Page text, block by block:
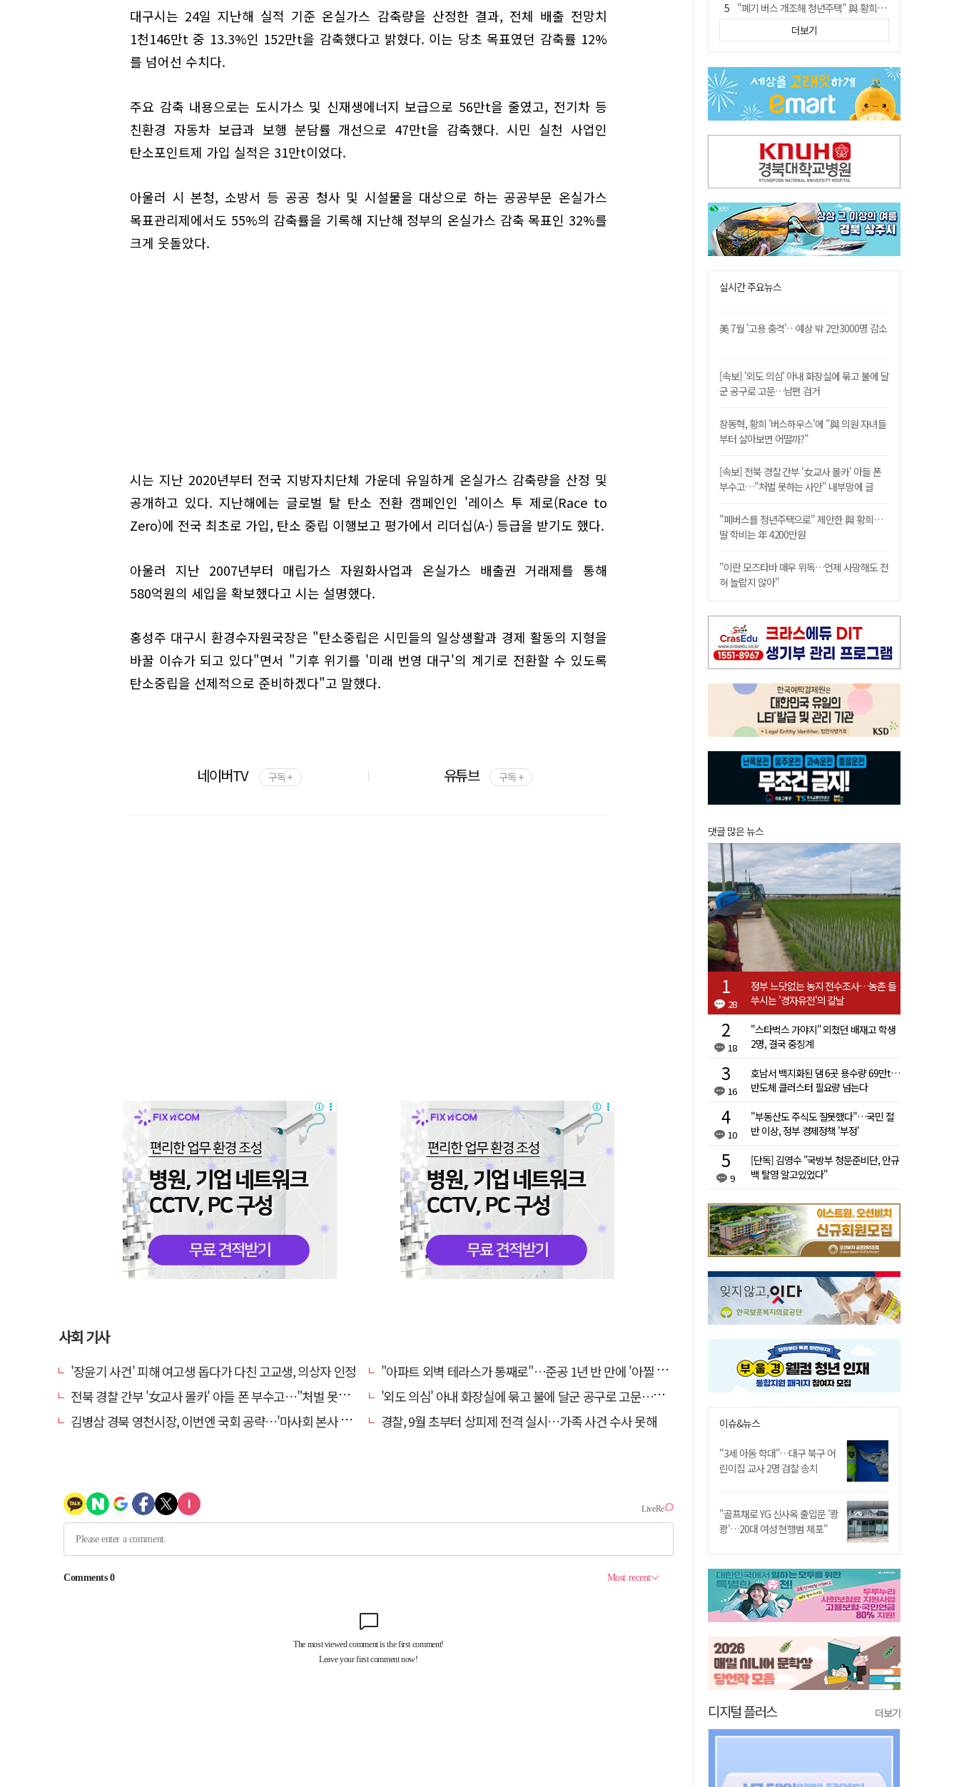
대구시는 24일 지난해 실적 기준 온실가스 감축량을 산정한 결과, 전체 배출 전망치
1천146만t 중 13.3%인 152만t을 감축했다고 밝혔다. 이는 당초 목표였던 감축률 12%
를 넘어선 수치다.
주요 감축 내용으로는 도시가스 및 신재생에너지 보급으로 56만t을 줄였고, 전기차 등
친환경 자동차 보급과 보행 분담률 개선으로 47만t을 감축했다. 시민 실천 사업인
탄소포인트제 가입 실적은 31만t이었다.
아울러 시 본청, 소방서 등 공공 청사 및 시설물을 대상으로 하는 공공부문 온실가스
목표관리제에서도 55%의 감축률을 기록해 지난해 정부의 온실가스 감축 목표인 32%를
크게 웃돌았다.
시는 지난 2020년부터 전국 지방자치단체 가운데 유일하게 온실가스 감축량을 산정 및
공개하고 있다. 지난해에는 글로벌 탈 탄소 전환 캠페인인 '레이스 투 제로(Race to
Zero)에 전국 최초로 가입, 탄소 중립 이행보고 평가에서 리더십(A-) 등급을 받기도 했다.
아울러 지난 2007년부터 매립가스 자원화사업과 온실가스 배출권 거래제를 통해
580억원의 세입을 확보했다고 시는 설명했다.
홍성주 대구시 환경수자원국장은 "탄소중립은 시민들의 일상생활과 경제 활동의 지형을
바꿀 이슈가 되고 있다"면서 "기후 위기를 '미래 번영 대구'의 계기로 전환할 수 있도록
탄소중립을 선제적으로 준비하겠다"고 말했다.
네이버TV 구독 + 유튜브 구독 +
사회 기사
'장윤기 사건' 피해 여고생 돕다가 다친 고교생, 의상자 인정
"아파트 외벽 테라스가 통째로"…준공 1년 반 만에 '아찔 사고'
전북 경찰 간부 '女교사 몰카' 아들 폰 부수고…"처벌 못하는 사안" 내부망에 글
'외도 의심' 아내 화장실에 묶고 불에 달군 공구로 고문…남편 검거
김병삼 경북 영천시장, 이번엔 국회 공략…'마사회 본사 이전·광역교통망 확충' 요청
경찰, 9월 초부터 상피제 전격 실시…가족 사건 수사 못해
"폐기 버스 개조해 청년주택" 與 황희…'딸 학비는 年 4200만원'
임시휴업 들어갔던 홈플러스 영주점, 7일 영업 재개…지하 1층만 운영
SK하이닉스, 주당 375원 분기 배당 공시…"3분기 중 주주환원 방안 확정"
이의준 전 경북도 새마을봉사과장, 제28대 울릉군 부군수 취임
"상법개정해도 주주가 '봉'"…하이닉스 솔리다임 상장설에 술렁[개미와글와글]
더보기
실시간 주요뉴스
美 7월 '고용 충격'…예상 밖 2만3000명 감소
[속보] '외도 의심' 아내 화장실에 묶고 불에 달
군 공구로 고문…남편 검거
장동혁, 황희 '버스하우스'에 "與 의원 자녀들
부터 살아보면 어떨까?"
[속보] 전북 경찰 간부 '女교사 몰카' 아들 폰
부수고…"처벌 못하는 사안" 내부망에 글
"폐버스를 청년주택으로" 제안한 與 황희…
딸 학비는 年 4200만원
"이란 모즈타바 매우 위독…언제 사망해도 전
혀 놀랍지 않아"
댓글 많은 뉴스
28
정부 느닷없는 농지 전수조사…농촌 들
쑤시는 '경자유전'의 칼날
18
"스타벅스 가야지" 외쳤던 배재고 학생
2명, 결국 중징계
16
호남서 백지화된 댐 6곳 용수량 69만t…
반도체 클러스터 필요량 넘는다
10
"부동산도 주식도 잘못했다"…국민 절
반 이상, 정부 경제정책 '부정'
9
[단독] 김영수 "국방부 청문준비단, 안규
백 탈영 알고있었다"
이슈&뉴스
"3세 아동 학대"…대구 북구 어
린이집 교사 2명 검찰 송치
"골프채로 YG 신사옥 출입문 '쾅
쾅'…20대 여성 현행범 체포"
디지털 플러스 더보기